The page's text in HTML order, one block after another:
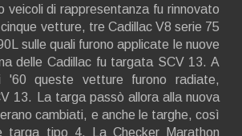
veicoli di rappresentanza fu rinnovato
vetture, tre Cadillac V8 serie 75
sulle quali furono applicate le nuove
delle Cadillac fu targata SCV 13. A
'60 queste vetture furono radiate,
13. La targa passò allora alla nuova
cambiati, e anche le targhe, così
targa tipo 4. La Checker Marathon